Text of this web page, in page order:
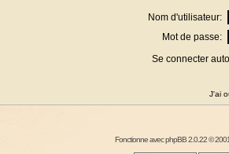
Nom d'utilisateur:
Mot de passe:
Se connecter
J'ai
Fonctionne avecphpBB2.0.22 ©